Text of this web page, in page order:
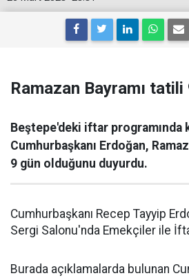
Ramazan Bayramı
Beştepe'deki iftar programında
Cumhurbaşkanı Erdoğan,
9 gün olduğunu duyurdu.
Cumhurbaşkanı Recep Tayyip
Sergi Salonu'nda Emekçiler ile
Burada açıklamalarda bulunan